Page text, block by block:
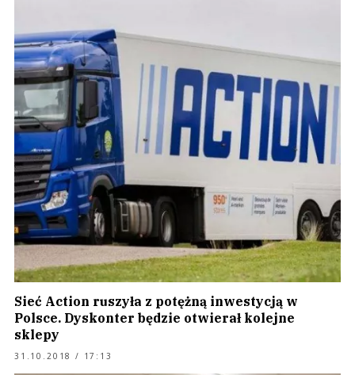
Sieć Action ruszyła z potężną inwestycją w
Polsce. Dyskonter będzie otwierał kolejne
sklepy
31.10.2018 / 17:13